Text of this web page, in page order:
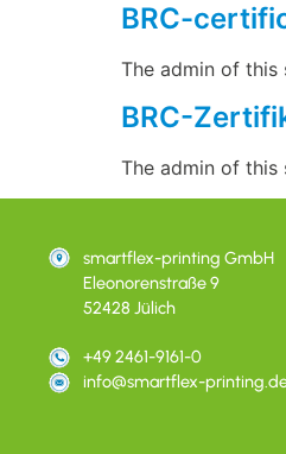
BRC-
The admin of this
BRC-
The admin of this
smartflex-printing GmbH
Eleonorenstraße 9
52428 Jülich
+49 2461-9161-0
info@smartflex-